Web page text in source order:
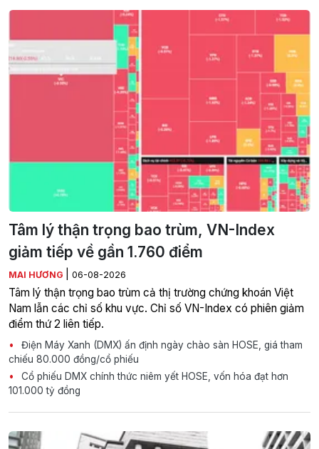
Tâm lý thận trọng bao trùm, VN-Index
giảm tiếp về gần 1.760 điểm
MAI HƯƠNG 06-08-2026
Tâm lý thận trọng bao trùm cả thị trường chứng khoán Việt
Nam lẫn các chỉ số khu vực. Chỉ số VN-Index có phiên giảm
điểm thứ 2 liên tiếp.
Điện Máy Xanh (DMX) ấn định ngày chào sàn HOSE, giá tham
chiếu 80.000 đồng/cổ phiếu
Cổ phiếu DMX chính thức niêm yết HOSE, vốn hóa đạt hơn
101.000 tỷ đồng